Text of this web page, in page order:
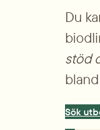
Du
stöd
Sök